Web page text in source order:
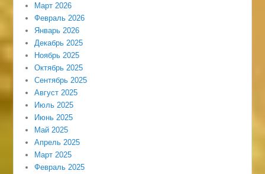
Март 2026
Февраль 2026
Январь 2026
Декабрь 2025
Ноябрь 2025
Октябрь 2025
Сентябрь 2025
Август 2025
Июль 2025
Июнь 2025
Май 2025
Апрель 2025
Март 2025
Февраль 2025